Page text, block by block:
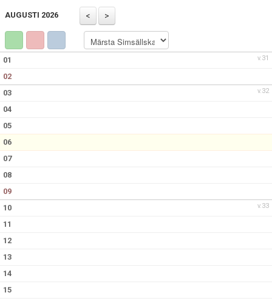
AVGIFTER
NYHETER
FRITIDSKORTET
FRÅGOR & SVAR
KONTAKTA OSS
AUGUSTI 2026
v.31
01
02
v.32
03
04
05
06
07
08
09
v.33
10
11
12
13
14
15